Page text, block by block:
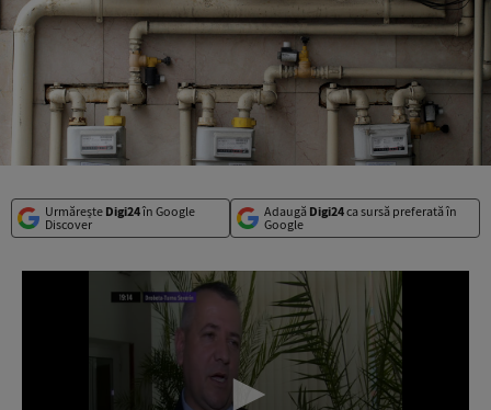
Urmărește Digi24în Google
Discover
Adaugă Digi24ca sursă preferată în
Google